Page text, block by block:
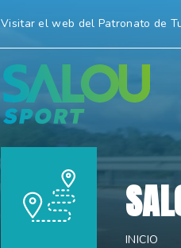
Visitar el web del Patronato de
INICIO